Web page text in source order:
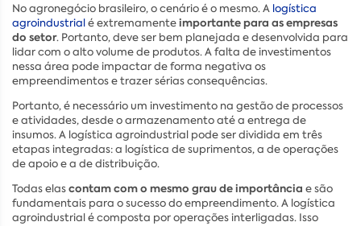
No agronegócio brasileiro, o cenário é o mesmo. A logística
agroindustrialé extremamenteimportante para as empresas
do setor. Portanto, deve ser bem planejada e desenvolvida para
lidar com o alto volume de produtos. A falta de investimentos
nessa área pode impactar de forma negativa os
empreendimentos e trazer sérias consequências.
Portanto, é necessário um investimento na gestão de processos
e atividades, desde o armazenamento até a entrega de
insumos. A logística agroindustrial pode ser dividida em três
etapas integradas: a logística de suprimentos, a de operações
de apoio e a de distribuição.
Todas elascontam com o mesmo grau de importância e são
fundamentais para o sucesso do empreendimento. A logística
agroindustrial é composta por operações interligadas. Isso